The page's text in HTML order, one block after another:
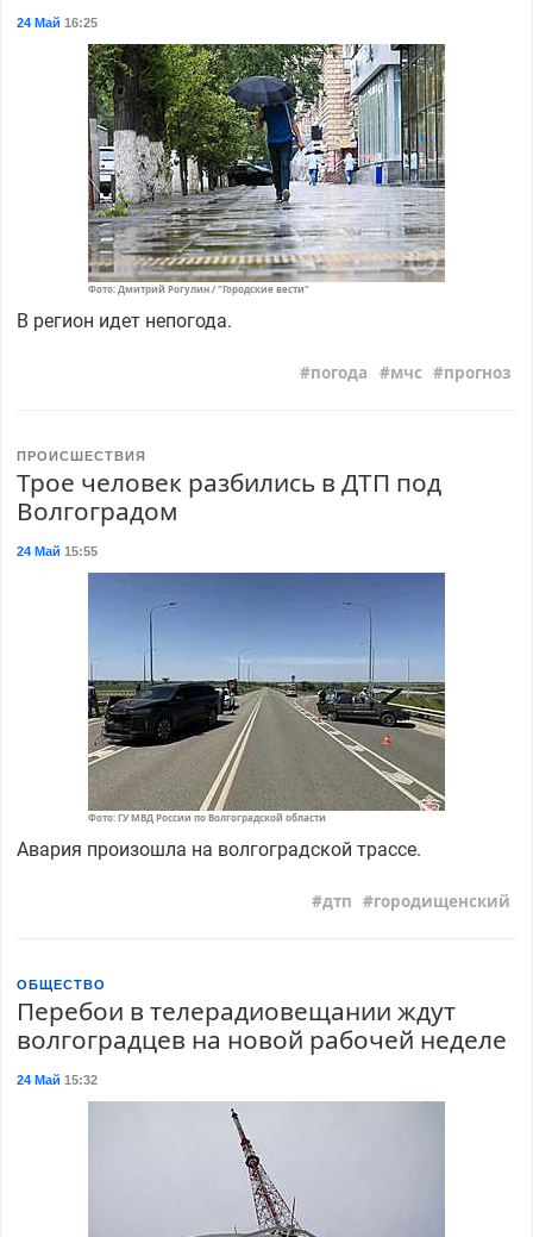
24 Май 16:25
Фото: Дмитрий Рогулин / "Городские вести"
В регион идет непогода.
погода мчс прогноз
ПРОИСШЕСТВИЯ
Трое человек разбились в ДТП под
Волгоградом
24 Май 15:55
Фото: ГУ МВД России по Волгоградской области
Авария произошла на волгоградской трассе.
дтп городищенский
ОБЩЕСТВО
Перебои в телерадиовещании ждут
волгоградцев на новой рабочей неделе
24 Май 15:32